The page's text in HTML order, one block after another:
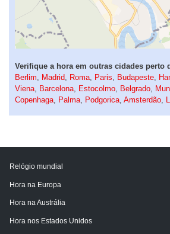
Verifique a hora em outras cidades perto
Berlim
Madrid Roma Paris Budapeste
Viena
Barcelona Estocolmo Belgrado
Copenhaga
Palma Podgorica Amsterdão
Relógio mundial
Hora na Europa
Hora na Austrália
Hora nos Estados Unidos